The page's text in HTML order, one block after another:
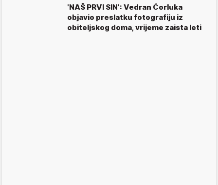
'NAŠ PRVI SIN': Vedran Ćorluka
objavio preslatku fotografiju iz
obiteljskog doma, vrijeme zaista leti